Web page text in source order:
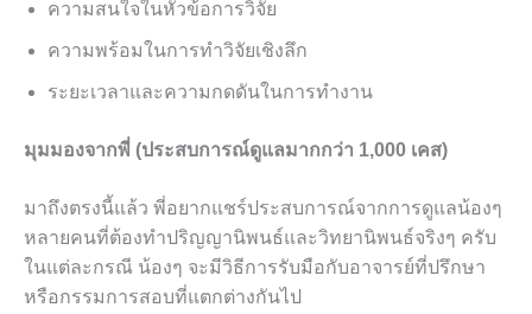
ความสนใจในหัวข้อการวิจัย
ความพร้อมในการทำวิจัยเชิงลึก
ระยะเวลาและความกดดันในการทำงาน
มุมมองจากพี่ (ประสบการณ์ดูแลมากกว่า 1,000 เคส)
มาถึงตรงนี้แล้ว พี่อยากแชร์ประสบการณ์จากการดูแลน้องๆ
หลายคนที่ต้องทำปริญญานิพนธ์และวิทยานิพนธ์จริงๆ ครับ
ในแต่ละกรณี น้องๆ จะมีวิธีการรับมือกับอาจารย์ที่ปรึกษา
หรือกรรมการสอบที่แตกต่างกันไป